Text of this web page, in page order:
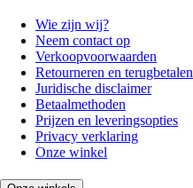
Wie zijn wij?
Neem contact op
Verkoopvoorwaarden
Retourneren en terugbetalen
Juridische disclaimer
Betaalmethoden
Prijzen en leveringsopties
Privacy verklaring
Onze winkel